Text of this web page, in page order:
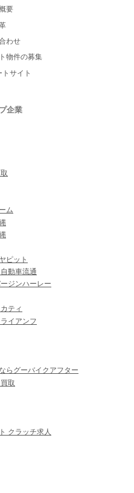
要
わせ
物件の募集
サイト
企業
ム
ピット
動車流通
ジンハーレー
ティ
イアンフ
らグーバイクアフター
取
クラッチ求人